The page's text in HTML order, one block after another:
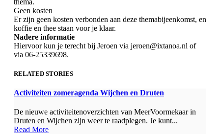
Geen kosten
Er zijn geen kosten verbonden aan deze themabijeenkomst, en
koffie en thee staan voor je klaar.
Nadere informatie
Hiervoor kun je terecht bij Jeroen via jeroen@ixtanoa.nl of
via 06-25339698.
RELATED STORIES
Activiteiten zomeragenda Wijchen en Druten
De nieuwe activiteitenoverzichten van MeerVoormekaar in
Druten en Wijchen zijn weer te raadplegen. Je kunt...
Read More